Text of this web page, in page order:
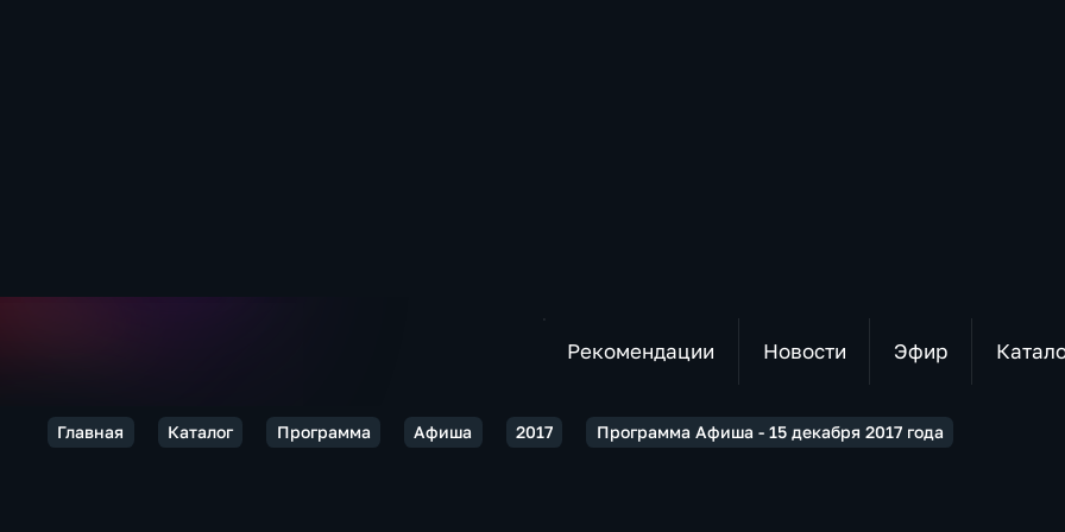
Рекомендации Новости Эфир
Главная Каталог Программа Афиша 2017 Программа Афиша - 15 декабря 2017 года